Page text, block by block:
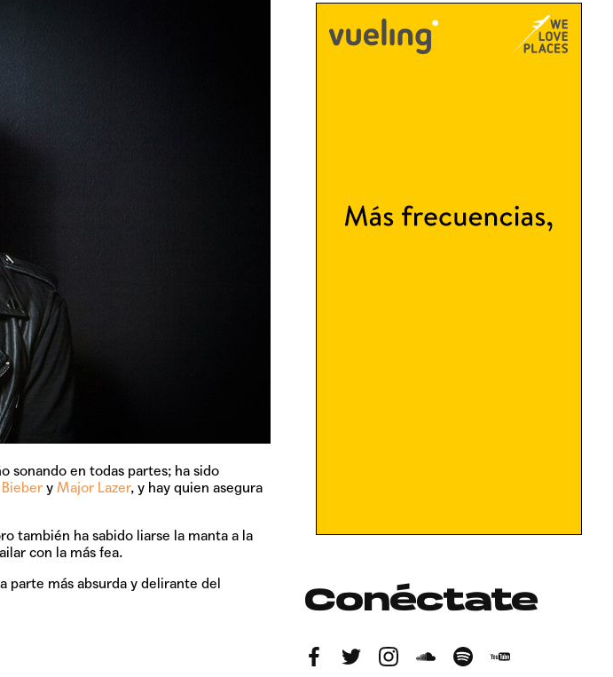
sonando en todas partes; ha sido
y Major Lazer, y hay quien asegura
también ha sabido liarse la manta a la
con la más fea.
parte más absurda y delirante del
Conéctate